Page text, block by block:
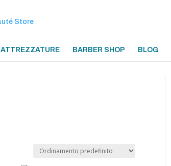
ATTREZZATURE BARBER SHOP BLOG